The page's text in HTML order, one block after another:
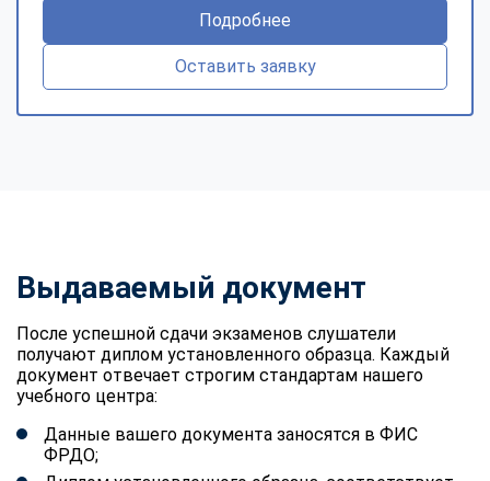
Подробнее
Оставить заявку
Выдаваемый документ
После успешной сдачи экзаменов слушатели
получают диплом установленного образца. Каждый
документ отвечает строгим стандартам нашего
учебного центра:
Данные вашего документа заносятся в ФИС
ФРДО;